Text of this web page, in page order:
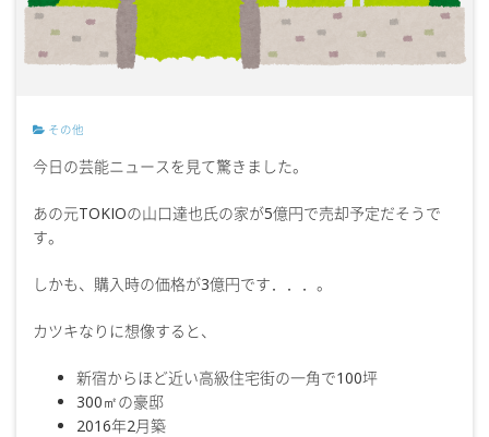
その他
今日の芸能ニュースを見て驚きました。
あの元TOKIOの山口達也氏の家が5億円で売却予定だそうで
す。
しかも、購入時の価格が3億円です．．．。
カツキなりに想像すると、
新宿からほど近い高級住宅街の一角で100坪
300㎡の豪邸
2016年2月築